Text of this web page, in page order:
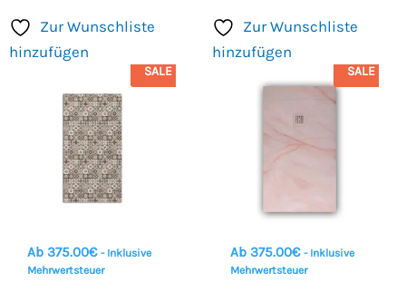
Zur Wunschliste
hinzufügen
SALE
Ab 375.00€ - Inklusive
Mehrwertsteuer
Zur Wunschliste
hinzufügen
SALE
Ab 375.00€ - Inklusive
Mehrwertsteuer